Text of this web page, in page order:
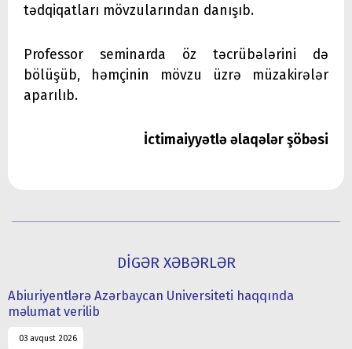
tədqiqatları mövzularından danışıb.
Professor seminarda öz təcrübələrini də
bölüşüb, həmçinin mövzu üzrə müzakirələr
aparılıb.
İctimaiyyətlə əlaqələr şöbəsi
DİGƏR XƏBƏRLƏR
Abiuriyentlərə Azərbaycan Universiteti haqqında
məlumat verilib
03 avqust 2026